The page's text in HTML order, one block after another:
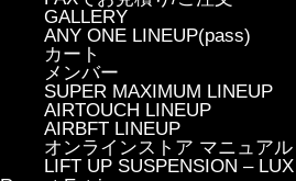
GALLERY
ANY ONE LINEUP(pass)
カート
メンバー
SUPER MAXIMUM LINEUP
AIRTOUCH LINEUP
AIRBFT LINEUP
オンラインストア マニュアル
LIFT UP SUSPENSION –